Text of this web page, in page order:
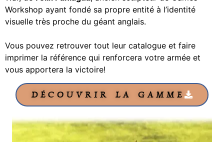
Workshop ayant fondé sa propre entité à l’identité
visuelle très proche du géant anglais.
Vous pouvez retrouver tout leur catalogue et faire
imprimer la référence qui renforcera votre armée et
vous apportera la victoire!
DÉCOUVRIR LA GAMME